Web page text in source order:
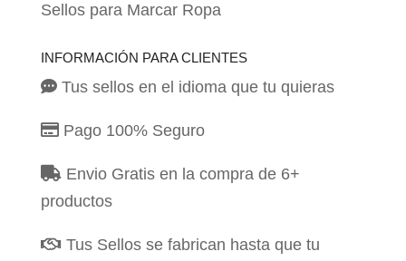
Sellos para Marcar Ropa
INFORMACIÓN PARA CLIENTES
Tus sellos en el idioma que tu quieras
Pago 100% Seguro
Envio Gratis en la compra de 6+
productos
Tus Sellos se fabrican hasta que tu